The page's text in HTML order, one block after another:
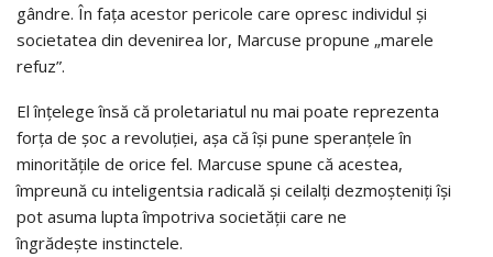
gândre. În fața acestor pericole care opresc individul și
societatea din devenirea lor, Marcuse propune „marele
refuz”.
El înțelege însă că proletariatul nu mai poate reprezenta
forța de șoc a revoluției, așa că își pune speranțele în
minoritățile de orice fel. Marcuse spune că acestea,
împreună cu inteligentsia radicală și ceilalți dezmoșteniți își
pot asuma lupta împotriva societății care ne
îngrădește instinctele.